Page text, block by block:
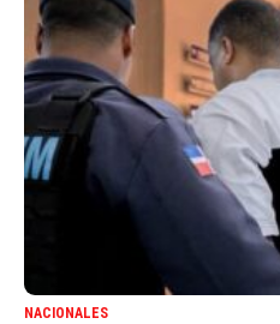
NACIONALES